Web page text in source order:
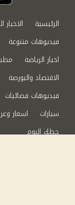
الرئيسية الاخبار
فيديوهات متنوعة
اخبار الرياضة
الاقتصاد والبورصة
فيديوهات فضائيات
سيارات
اسعار
حظك اليوم